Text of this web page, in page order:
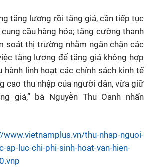
tăng lương rồi tăng giá, cần tiếp tục
cầu hàng hóa; tăng cường thanh
soát thị trường nhằm ngăn chặn các
tăng lương để tăng giá không hợp
hành linh hoạt các chính sách kinh tế
cao thu nhập của người dân, vừa giữ
giá,” bà Nguyễn Thu Oanh nhấn
www.vietnamplus.vn/thu-nhap-nguoi-
ap-luc-chi-phi-sinh-hoat-van-hien-